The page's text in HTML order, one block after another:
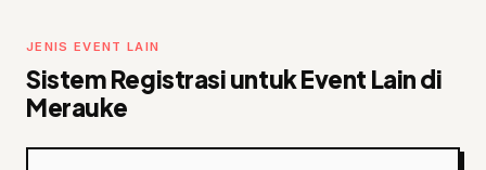
JENIS EVENT LAIN
Sistem Registrasi untuk Event Lain di
Merauke